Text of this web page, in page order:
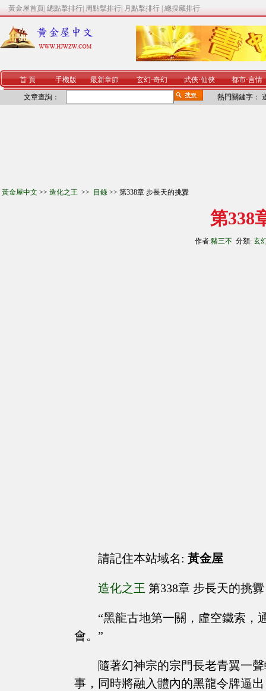
黃金屋首頁 總點擊排行 周點擊排行 月點擊排行 總搜藏排行
首 頁 手機版 最新章節 玄幻·奇幻 武俠·仙俠 都市·言情
文章查詢： 熱門關鍵字：
黃金屋中文 >> 造化之王 >> 目錄 >> 第338章 步長天的挑釁
第338
作者:豬三不 分類: 玄
請記住本站域名: 黃金屋
造化之王 第338章 步長天的挑釁
“黑龍古地第一關，虛空鐵索，
會。”
隨著幻神宗的宗門長老青翼一
事，同時將融入體內的黑龍令牌逼